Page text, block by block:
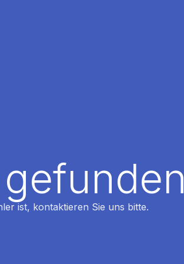
ist, kontaktieren Sie uns bitte.